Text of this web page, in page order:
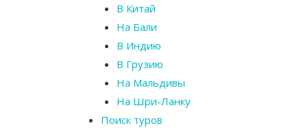
В Китай
На Бали
В Индию
В Грузию
На Мальдивы
На Шри-Ланку
Поиск туров